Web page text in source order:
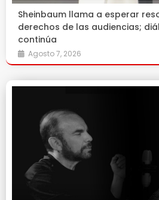
Sheinbaum llama a esperar
derechos de las audiencias;
continúa
Agosto 7, 2026